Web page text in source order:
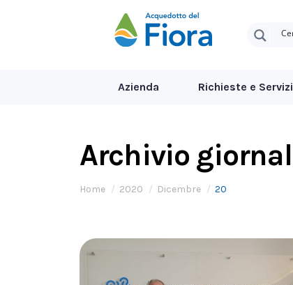
Azienda Richieste e Servizi
Archivio
Tu sei qui:
Home 2020 Dicembre 20